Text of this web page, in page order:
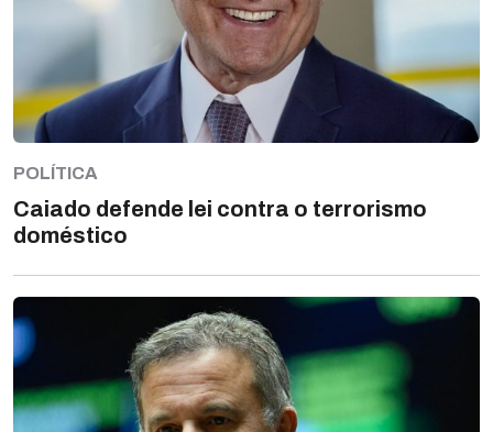
POLÍTICA
Caiado defende lei contra o terrorismo
doméstico